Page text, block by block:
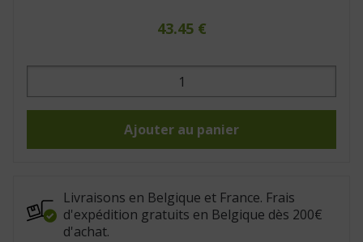
43.45 €
quantité
Protection
enfant
115020.1)
Ajouter au panier
Livraisons en Belgique et France. Frais
d'expédition gratuits en Belgique dès 200€
d'achat.